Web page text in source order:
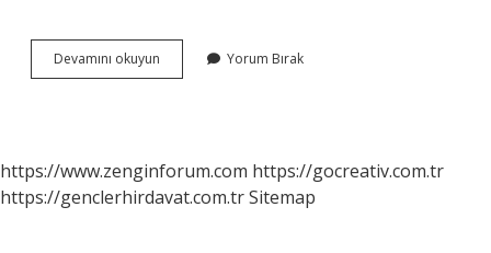
Devamını okuyun Hepsiburada
Ek
Yorum Bırak
https://www.zenginforum.com https://gocreativ.com.tr
https://genclerhirdavat.com.trSitemap